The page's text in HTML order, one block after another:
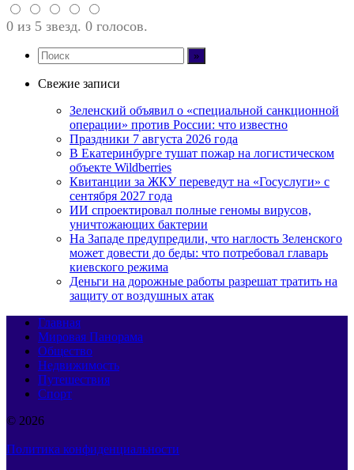
0 из 5 звезд. 0 голосов.
Свежие записи
Зеленский объявил о «специальной санкционной
операции» против России: что известно
Праздники 7 августа 2026 года
В Екатеринбурге тушат пожар на логистическом
объекте Wildberries
Квитанции за ЖКУ переведут на «Госуслуги» с
сентября 2027 года
ИИ спроектировал полные геномы вирусов,
уничтожающих бактерии
На Западе предупредили, что наглость Зеленского
может довести до беды: что потребовал главарь
киевского режима
Деньги на дорожные работы разрешат тратить на
защиту от воздушных атак
Главная
Мировая Панорама
Общество
Недвижимость
Путешествия
Спорт
© 2026
Политика конфиденциальности